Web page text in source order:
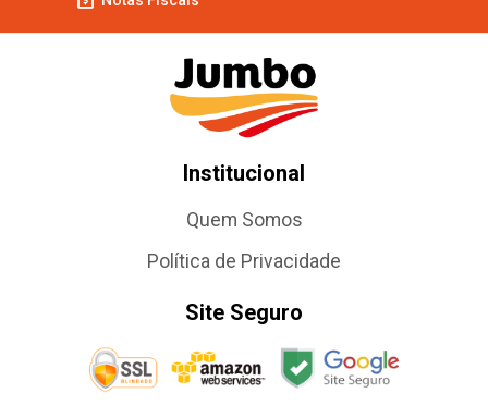
Institucional
Quem Somos
Política de Privacidade
Site Seguro